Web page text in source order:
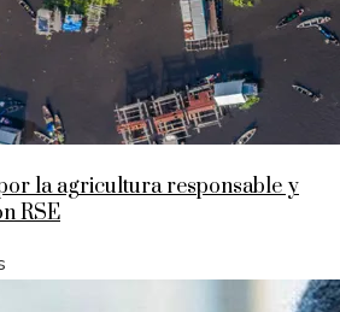
la agricultura responsable y
RSE